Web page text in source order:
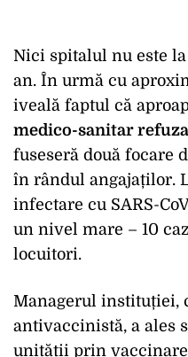
Nici spitalul nu este
an. În urmă cu
iveală faptul că
medico-sanitar
fuseseră două focare
în rândul angajaților.
infectare cu SARS-
un nivel mare – 10
locuitori.
Managerul instituției,
antivaccinistă, a ales
unității prin